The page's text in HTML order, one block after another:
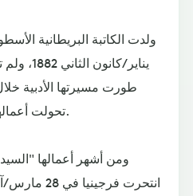
يناير/
طورت مسيرتها الأدبية
تحولت أعمالها إلى راية للحركة النسوية.
ومن أشهر أعمالها